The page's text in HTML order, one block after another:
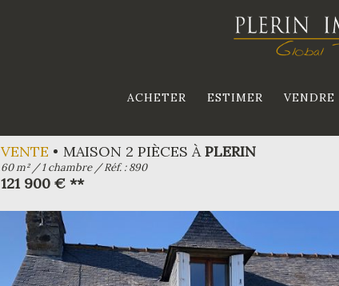
ACHETER ESTIMER VENDRE
VENTE MAISON 2 PIÈCES À PLERIN
60 m² / 1 chambre / Réf. : 890
121 900 € **